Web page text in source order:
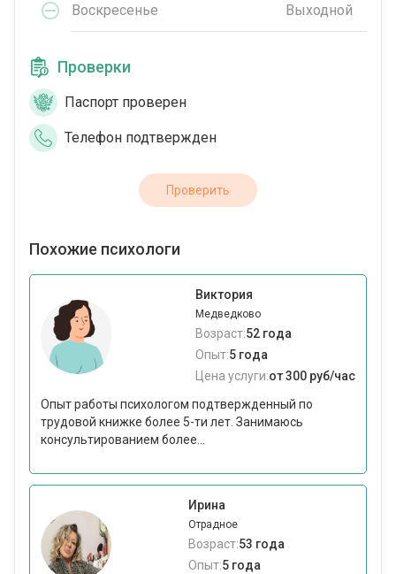
Воскресенье Выходной
Проверки
Паспорт проверен
Телефон подтвержден
Проверить
Похожие психологи
Виктория
Медведково
Возраст:52 года
Опыт:5 года
Цена услуги:от 300 руб/час
Опыт работы психологом подтвержденный по
трудовой книжке более 5-ти лет. Занимаюсь
консультированием более...
Ирина
Отрадное
Возраст:53 года
Опыт:5 года